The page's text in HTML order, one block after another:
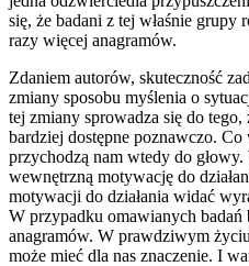
się, że badani z tej właśnie
razy więcej anagramów.
Zdaniem autorów, skuteczność
zmiany sposobu myślenia o
tej zmiany sprowadza się do tego,
bardziej dostępne poznawczo. Co
przychodzą nam wtedy do
wewnętrzną motywację do
motywacji do działania widać
W przypadku omawianych badań
anagramów. W prawdziwym
może mieć dla nas znaczenie. I